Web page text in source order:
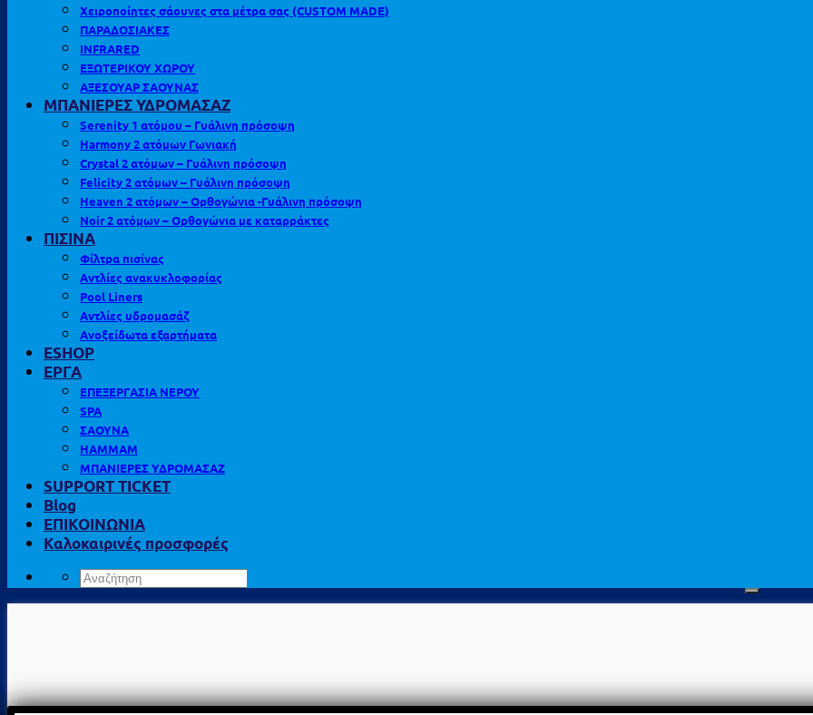
Χειροποίητες σάουνες στα μέτρα σας (CUSTOM MADE)
ΠΑΡΑΔΟΣΙΑΚΕΣ
INFRARED
ΕΞΩΤΕΡΙΚΟΥ ΧΩΡΟΥ
ΑΞΕΣΟΥΑΡ ΣΑΟΥΝΑΣ
ΜΠΑΝΙΕΡΕΣ ΥΔΡΟΜΑΣΑΖ
Serenity 1 ατόμου – Γυάλινη πρόσοψη
Harmony 2 ατόμων Γωνιακή
Crystal 2 ατόμων – Γυάλινη πρόσοψη
Felicity 2 ατόμων – Γυάλινη πρόσοψη
Heaven 2 ατόμων – Ορθογώνια -Γυάλινη πρόσοψη
Noir 2 ατόμων – Ορθογώνια με καταρράκτες
ΠΙΣΙΝΑ
Φίλτρα πισίνας
Αντλίες ανακυκλοφορίας
Pool Liners
Αντλίες υδρομασάζ
Ανοξείδωτα εξαρτήματα
ESHOP
ΕΡΓΑ
ΕΠΕΞΕΡΓΑΣΙΑ ΝΕΡΟΥ
SPA
ΣΑΟΥΝΑ
HAMMAM
ΜΠΑΝΙΕΡΕΣ ΥΔΡΟΜΑΣΑΖ
SUPPORT TICKET
Blog
ΕΠΙΚΟΙΝΩΝΙΑ
Καλοκαιρινές προσφορές
Αναζήτηση
για: